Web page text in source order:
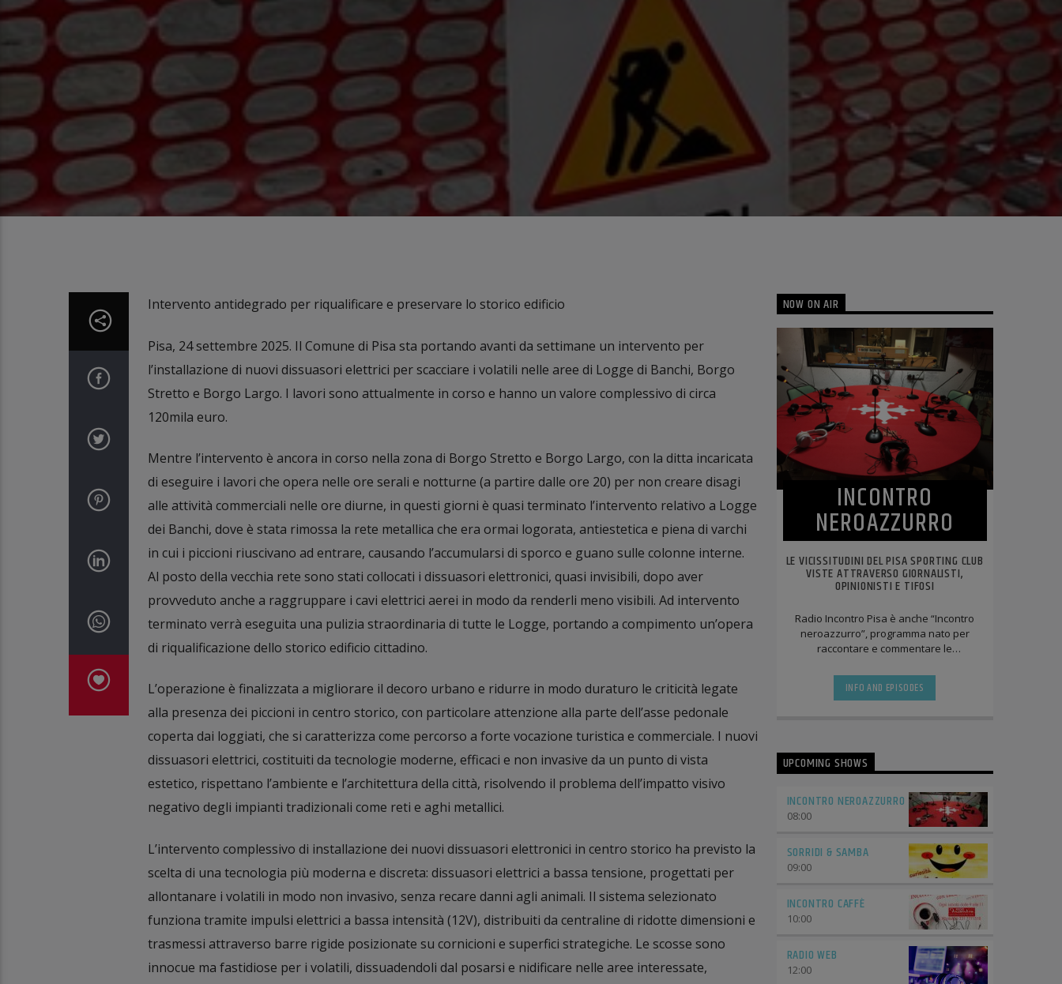
Intervento antidegrado per riqualificare e preservare lo storico edificio
Pisa, 24 settembre 2025. Il Comune di Pisa sta portando avanti da settimane un intervento per
l’installazione di nuovi dissuasori elettrici per scacciare i volatili nelle aree di Logge di Banchi, Borgo
Stretto e Borgo Largo. I lavori sono attualmente in corso e hanno un valore complessivo di circa
120mila euro.
Mentre l’intervento è ancora in corso nella zona di Borgo Stretto e Borgo Largo, con la ditta incaricata
di eseguire i lavori che opera nelle ore serali e notturne (a partire dalle ore 20) per non creare disagi
alle attività commerciali nelle ore diurne, in questi giorni è quasi terminato l’intervento relativo a Logge
dei Banchi, dove è stata rimossa la rete metallica che era ormai logorata, antiestetica e piena di varchi
in cui i piccioni riuscivano ad entrare, causando l’accumularsi di sporco e guano sulle colonne interne.
Al posto della vecchia rete sono stati collocati i dissuasori elettronici, quasi invisibili, dopo aver
provveduto anche a raggruppare i cavi elettrici aerei in modo da renderli meno visibili. Ad intervento
terminato verrà eseguita una pulizia straordinaria di tutte le Logge, portando a compimento un’opera
di riqualificazione dello storico edificio cittadino.
L’operazione è finalizzata a migliorare il decoro urbano e ridurre in modo duraturo le criticità legate
alla presenza dei piccioni in centro storico, con particolare attenzione alla parte dell’asse pedonale
coperta dai loggiati, che si caratterizza come percorso a forte vocazione turistica e commerciale. I nuovi
dissuasori elettrici, costituiti da tecnologie moderne, efficaci e non invasive da un punto di vista
estetico, rispettano l’ambiente e l’architettura della città, risolvendo il problema dell’impatto visivo
negativo degli impianti tradizionali come reti e aghi metallici.
L’intervento complessivo di installazione dei nuovi dissuasori elettronici in centro storico ha previsto la
scelta di una tecnologia più moderna e discreta: dissuasori elettrici a bassa tensione, progettati per
allontanare i volatili in modo non invasivo, senza recare danni agli animali. Il sistema selezionato
funziona tramite impulsi elettrici a bassa intensità (12V), distribuiti da centraline di ridotte dimensioni e
trasmessi attraverso barre rigide posizionate su cornicioni e superfici strategiche. Le scosse sono
innocue ma fastidiose per i volatili, dissuadendoli dal posarsi e nidificare nelle aree interessate,
NOW ON AIR
INCONTRO
NEROAZZURRO
LE VICISSITUDINI DEL PISA SPORTING CLUB
VISTE ATTRAVERSO GIORNALISTI,
OPINIONISTI E TIFOSI
Radio Incontro Pisa è anche “Incontro
neroazzurro”, programma nato per
raccontare e commentare le
INFO AND EPISODES
UPCOMING SHOWS
INCONTRO NEROAZZURRO
08:00
SORRIDI & SAMBA
09:00
INCONTRO CAFFÈ
10:00
RADIO WEB
12:00